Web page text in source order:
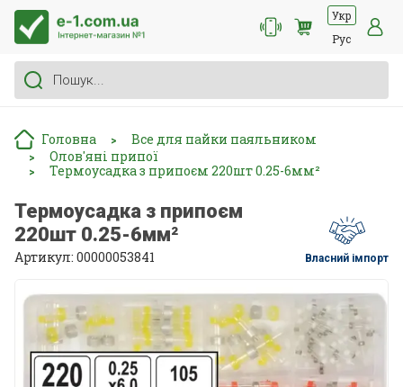
Укр
Рус
Головна > Все для пайки паяльником
> Олов'яні припої
> Термоусадка з припоєм 220шт 0.25-6мм²
Термоусадка з припоєм
220шт 0.25-6мм²
Артикул: 00000053841 Власний імпорт